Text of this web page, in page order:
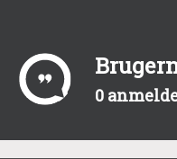
0